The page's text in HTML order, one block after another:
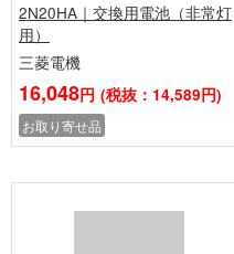
2N20HA｜交換用電池（非常灯
用）
三菱電機
16,048円 (税抜：14,589円)
お取り寄せ品